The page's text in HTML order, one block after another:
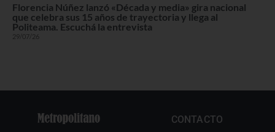
Florencia Núñez lanzó «Década y media» gira nacional
que celebra sus 15 años de trayectoria y llega al
Politeama. Escuchá la entrevista
29/07/26
CONTACTO